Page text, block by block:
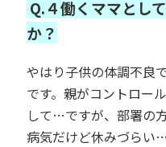
Q.４働くママとし
か？
やはり子供の体調不良
です。親がコントロー
して…ですが、部署の
病気だけど休みづらい